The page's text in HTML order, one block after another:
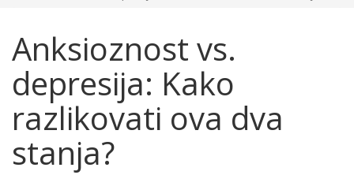
Anksioznost vs.
depresija: Kako
razlikovati ova dva
stanja?